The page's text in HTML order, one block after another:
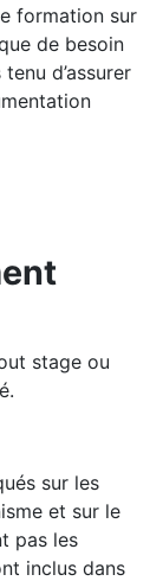
formation sur
de besoin
d’assurer
stage ou
sur les
et sur le
pas les
inclus dans